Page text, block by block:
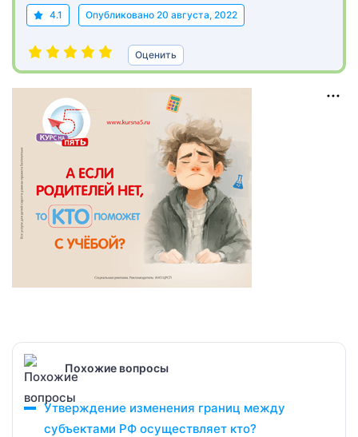
4.1 Опубликовано 20 августа, 2022
Оценить
Похожие вопросы
Утверждение изменения границ между
субъектами РФ осуществляет кто?